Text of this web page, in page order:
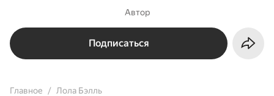
Автор
Подписаться
Главное Лола Бэлль